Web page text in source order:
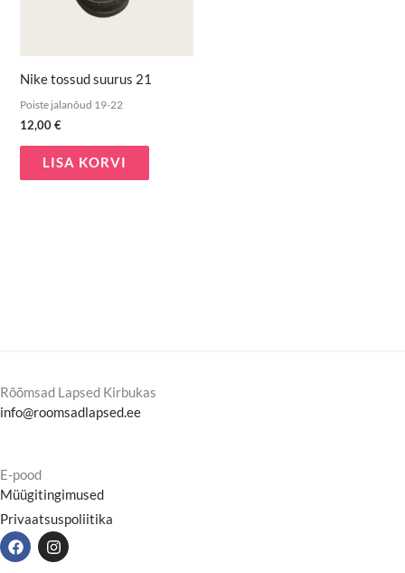
Nike tossud suurus 21
Poiste jalanõud 19-22
12,00€
LISA KORVI
Rõõmsad Lapsed Kirbukas
info@roomsadlapsed.ee
E-pood
Müügitingimused
Privaatsuspoliitika
F
a
I
n